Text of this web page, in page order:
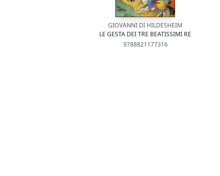
GIOVANNI DI HILDESHEIM
LE GESTA DEI TRE BEATISSIMI RE
9788821177316